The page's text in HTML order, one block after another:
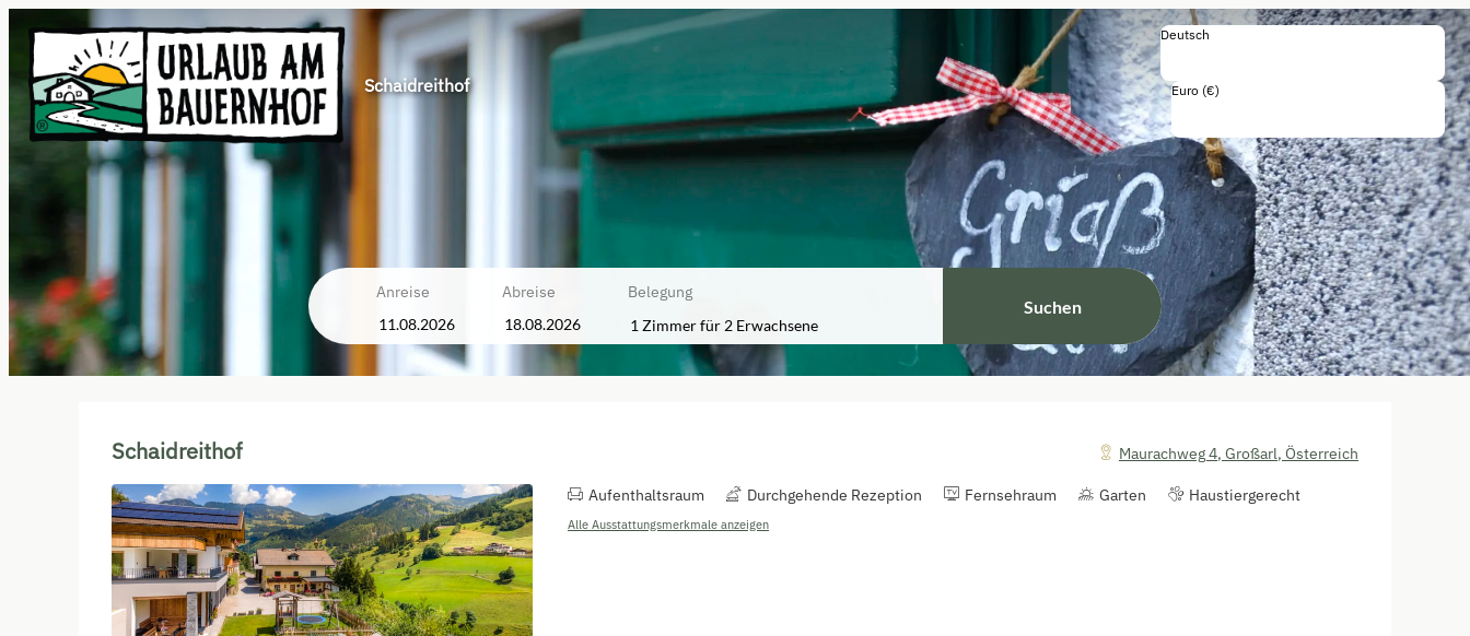
Schaidreithof
Anreise Abreise Belegung
1 Zimmerfür 2 Erwachsene
Suchen
Deutsch
Euro (€)
Schaidreithof Maurachweg 4, Großarl, Österreich
Aufenthaltsraum Durchgehende Rezeption Fernsehraum Garten Haustiergerecht
Alle Ausstattungsmerkmale anzeigen